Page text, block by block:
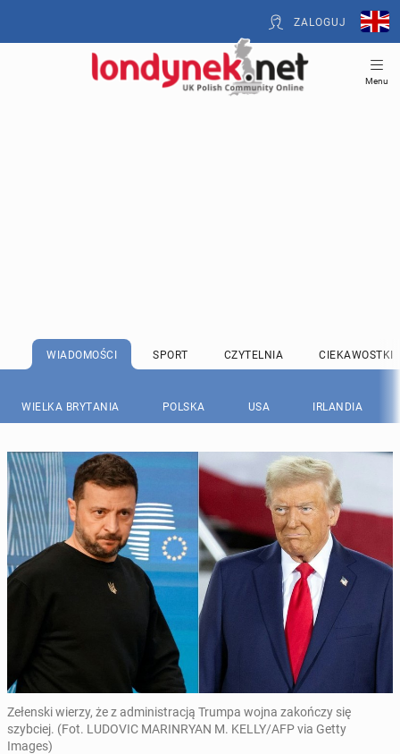
ZALOGUJ
Menu
WIADOMOŚCI SPORT CZYTELNIA CIEKAWOSTKI
WIELKA BRYTANIA POLSKA USA IRLANDIA
Zełenski wierzy, że z administracją Trumpa wojna zakończy się
szybciej. (Fot. LUDOVIC MARINRYAN M. KELLY/AFP via Getty
Images)